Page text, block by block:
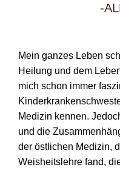
-
Mein ganzes Leben
Heilung und dem
mich schon immer
Medizin kennen.
und die
der östlichen Medizin,
Weisheitslehre fand,